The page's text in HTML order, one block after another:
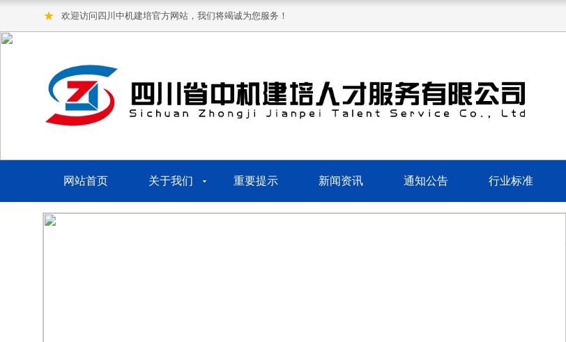
★ 欢迎访问四川中机建培官方网站，我们将竭诚为您服务！
网站首页 关于我们 重要提示 新闻资讯 通知公告 行业标准